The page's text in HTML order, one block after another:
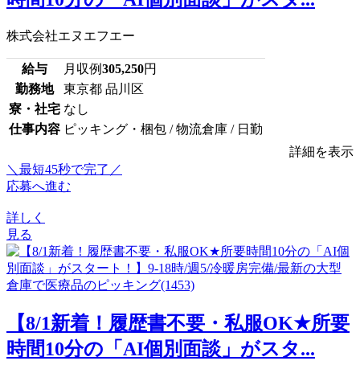
株式会社エヌエフエー
給与 月収例305,250円
勤務地
東京都 品川区
寮・社宅 なし
仕事内容 ピッキング・梱包 / 物流倉庫 / 日勤
詳細を表示
＼最短45秒で完了／
応募へ進む
詳しく
見る
【8/1新着！履歴書不要・私服OK★所要
時間10分の「AI個別面談」がスタ...